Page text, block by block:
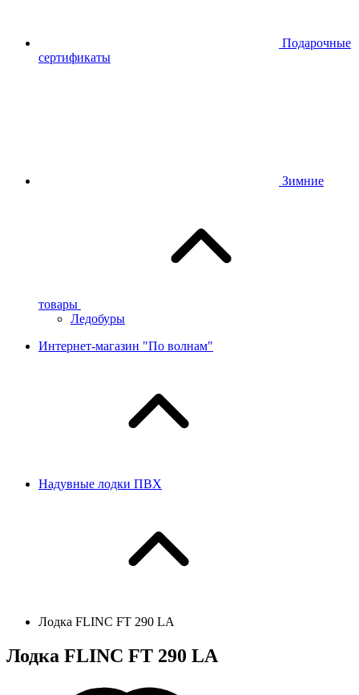
Подарочные
сертификаты
Зимние
товары
Ледобуры
Интернет-магазин "По волнам"
Надувные лодки ПВХ
Лодка FLINC FТ 290 LA
Лодка FLINC FТ 290 LA